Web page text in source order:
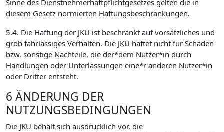
Sinne des Dienstnehmerhaftpflichtgesetzes gelten die in
diesem Gesetz normierten Haftungsbeschränkungen.
5.4. Die Haftung der JKU ist beschränkt auf vorsätzliches und
grob fahrlässiges Verhalten. Die JKU haftet nicht für Schäden
bzw. sonstige Nachteile, die der*dem Nutzer*in durch
Handlungen oder Unterlassungen eine*r anderen Nutzer*in
oder Dritter entsteht.
6 ÄNDERUNG DER
NUTZUNGSBEDINGUNGEN
Die JKU behält sich ausdrücklich vor, die